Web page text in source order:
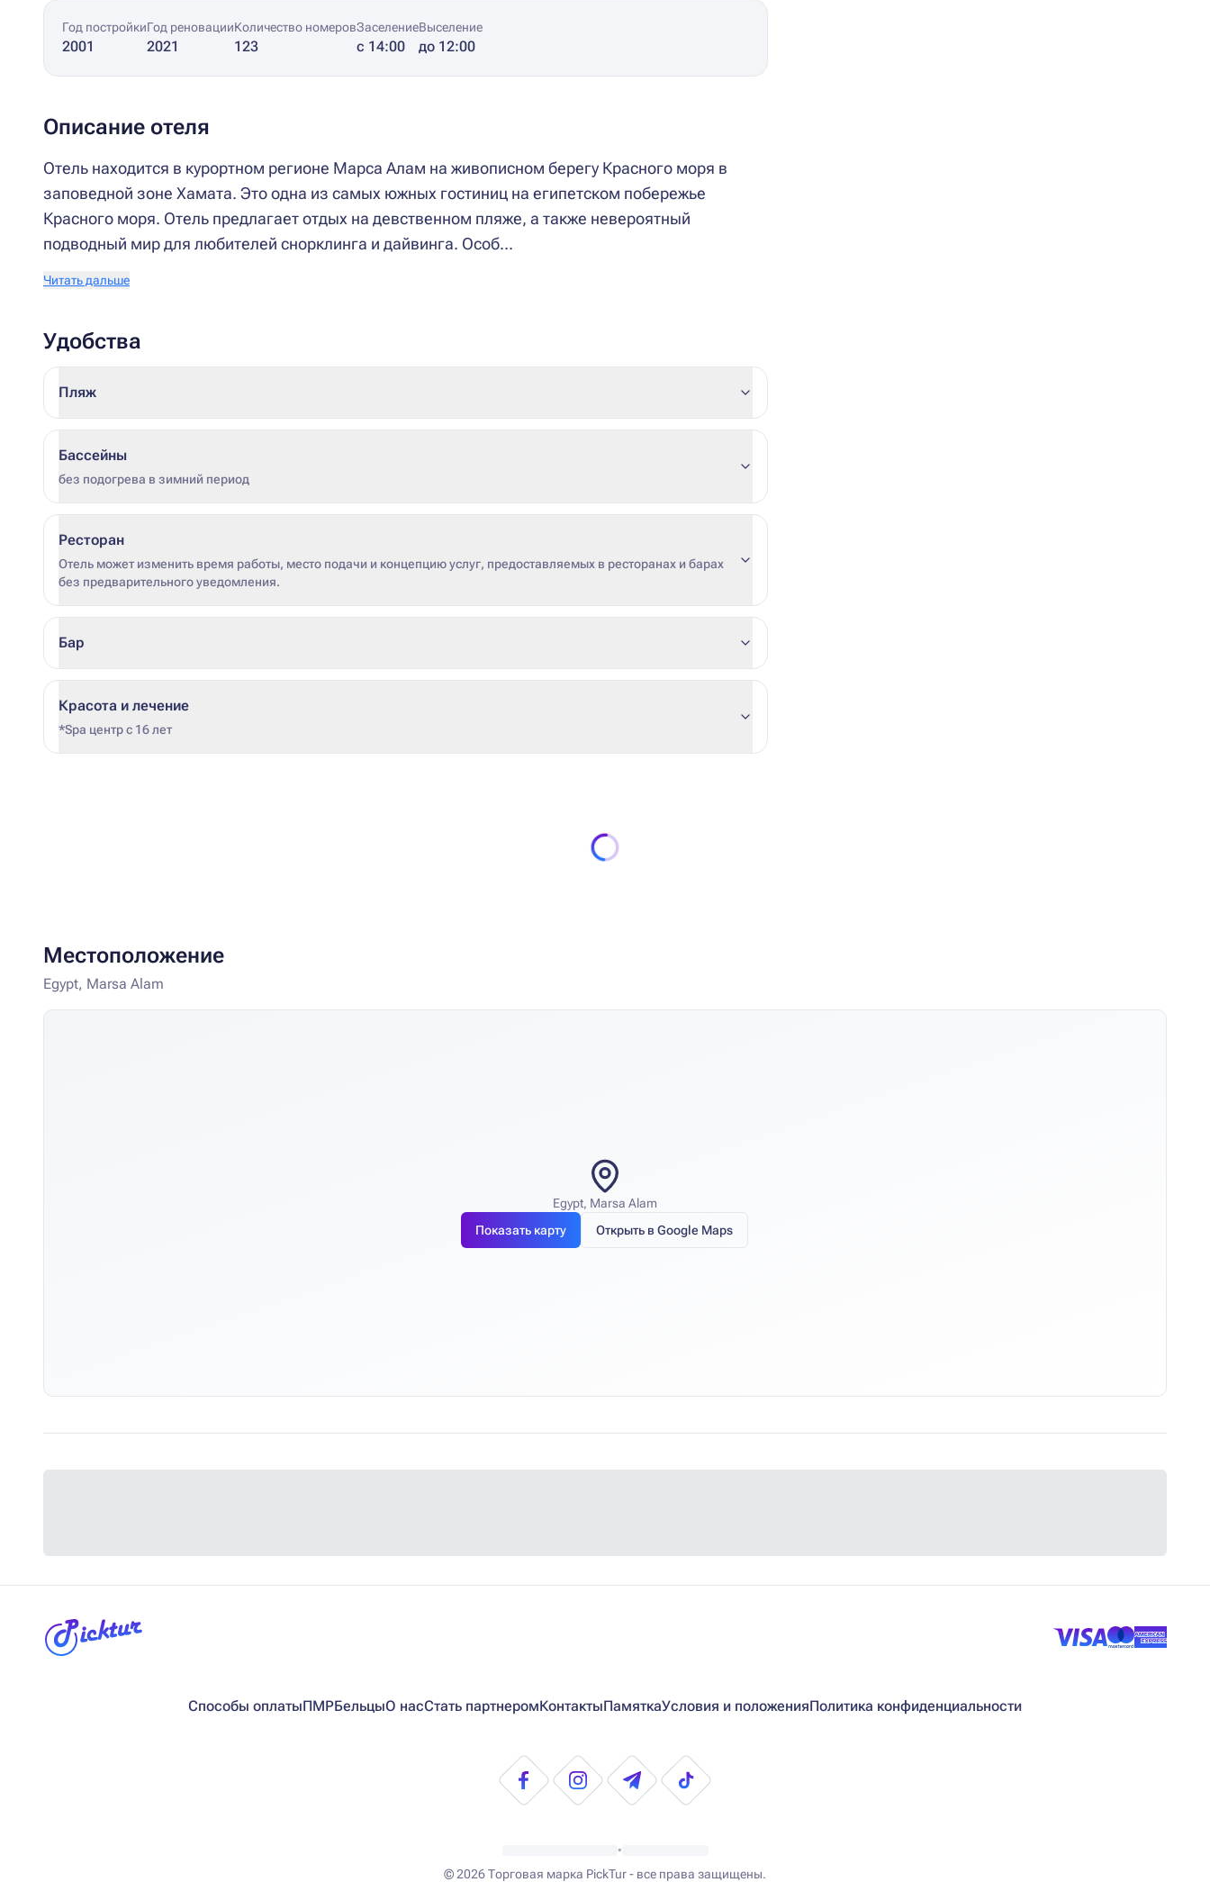
Год постройки
2001
Год реновации
2021
Количество номеров
123
Заселение
с 14:00
Выселение
до 12:00
Описание отеля
Отель находится в курортном регионе Марса Алам на живописном берегу Красного моря в
заповедной зоне Хамата. Это одна из самых южных гостиниц на египетском побережье
Красного моря. Отель предлагает отдых на девственном пляже, а также невероятный
подводный мир для любителей снорклинга и дайвинга. Особ...
Читать дальше
Удобства
Пляж
Бассейны
без подогрева в зимний период
Ресторан
Отель может изменить время работы, место подачи и концепцию услуг, предоставляемых в ресторанах и барах
без предварительного уведомления.
Бар
Красота и лечение
*Spa центр с 16 лет
Местоположение
Egypt, Marsa Alam
Egypt, Marsa Alam
Показать карту
Открыть в Google Maps
Способы оплатыПМРБельцыО насСтать партнеромКонтактыПамяткаУсловия и положенияПолитика конфиденциальности
•
© 2026Торговая марка PickTur - все права защищены.